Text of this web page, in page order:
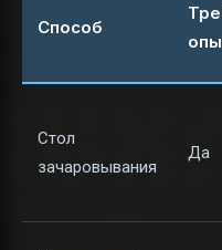
Способ
Стол
зачаровывания
Да